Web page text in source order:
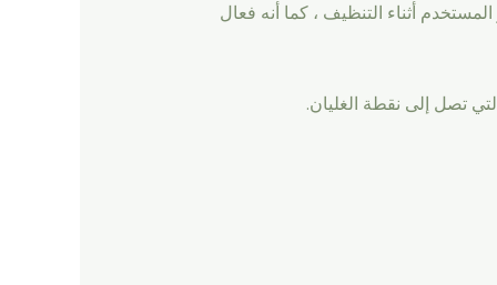
البخار المستخدم أثناء التنظيف ، كما أنه فعال
تصل إلى نقطة الغليان.